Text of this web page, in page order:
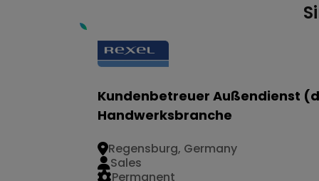
Kundenbetreuer Außendienst
Handwerksbranche
Regensburg, Germany
Permanent
Sales